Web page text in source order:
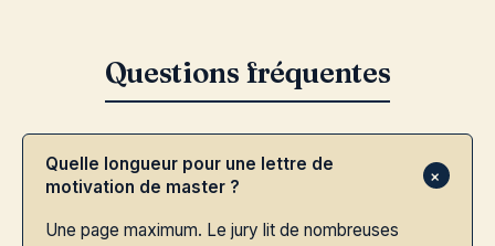
Quelle longueur pour une lettre de
motivation de master ?
Une page maximum. Le jury lit de nombreuses